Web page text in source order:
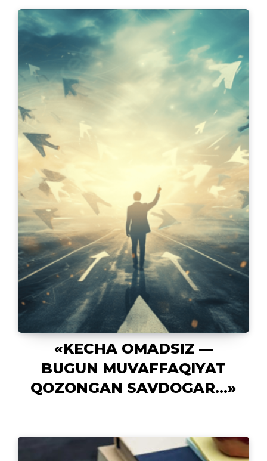
«KECHA OMADSIZ —
BUGUN MUVAFFAQIYAT
QOZONGAN SAVDOGAR…»